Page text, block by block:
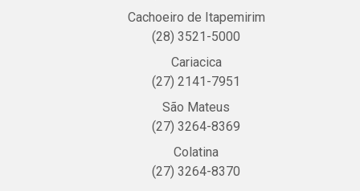
Cachoeiro de Itapemirim
(28) 3521-5000
Cariacica
(27) 2141-7951
São Mateus
(27) 3264-8369
Colatina
(27) 3264-8370